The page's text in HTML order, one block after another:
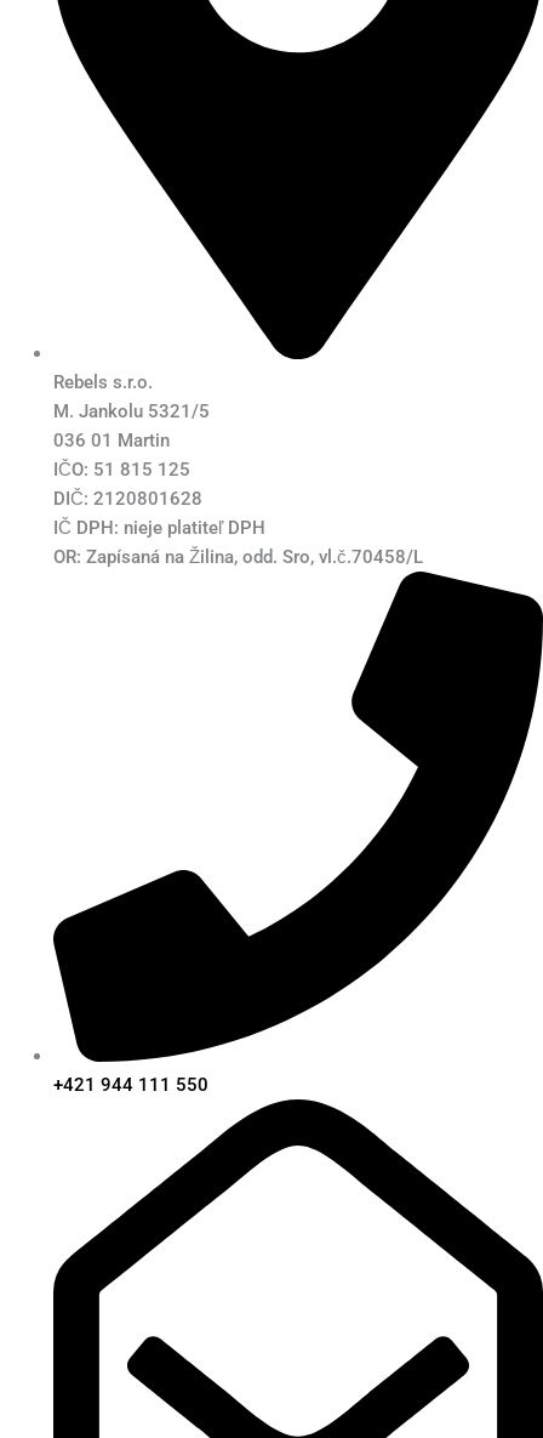
Rebels s.r.o.
M. Jankolu 5321/5
036 01 Martin
IČO: 51 815 125
DIČ: 2120801628
IČ DPH: nieje platiteľ DPH
OR: Zapísaná na Žilina, odd. Sro, vl.č.70458/L
+421 944 111 550